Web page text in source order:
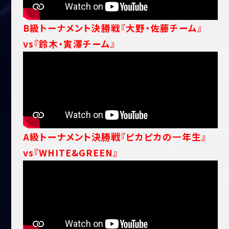
B級トーナメント決勝戦『大野・佐藤チーム』
vs『鈴木・寅澤チーム』
A級トーナメント決勝戦『ピカピカの一年生』
vs『WHITE&GREEN』